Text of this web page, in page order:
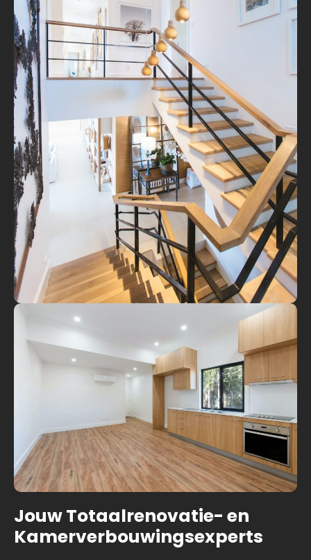
Jouw Totaalrenovatie- en
Kamerverbouwingsexperts